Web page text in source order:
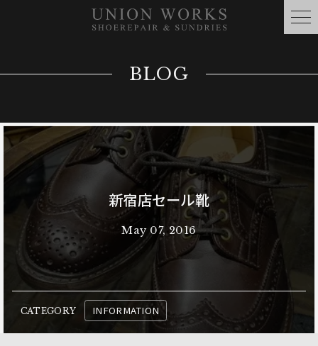
BLOG
新宿店セール靴
May 07, 2016
CATEGORY INFORMATION